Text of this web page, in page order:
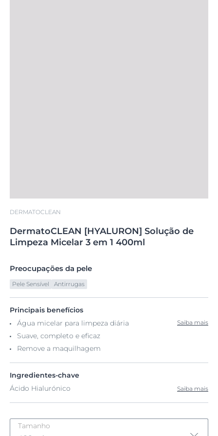
DERMATOCLEAN
DermatoCLEAN [HYALURON] Solução de
Limpeza Micelar 3 em 1 400ml
Preocupações da pele
Pele Sensível Antirrugas
Principais benefícios
Água micelar para limpeza diária
Suave, completo e eficaz
Remove a maquilhagem
Saiba mais
Ingredientes-chave
Ácido Hialurónico
Saiba mais
Tamanho